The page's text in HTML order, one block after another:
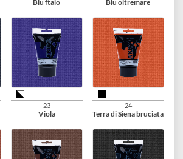
Ossido di cromo
verde
Verde vescica
20
Blu ftalo
21
Blu oltremare